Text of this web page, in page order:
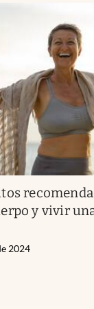
y vivir
2024